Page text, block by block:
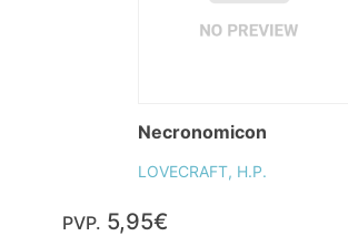
Necronomicon
LOVECRAFT, H.P.
PVP. 5,95€